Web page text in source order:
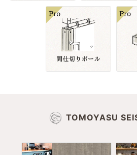
TOMOYASU